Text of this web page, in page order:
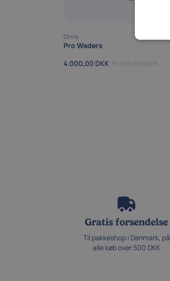
Orvis
Pro Waders
4.000,00 DKK 6.499,00 DKK
Gratis forsendelse
Til pakkeshop i Danmark, på
alle køb over 500 DKK